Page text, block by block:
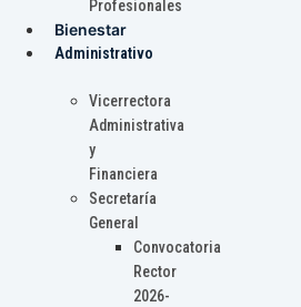
Profesionales
Bienestar
Administrativo
Vicerrectora
Administrativa
y
Financiera
Secretaría
General
Convocatoria
Rector
2026-